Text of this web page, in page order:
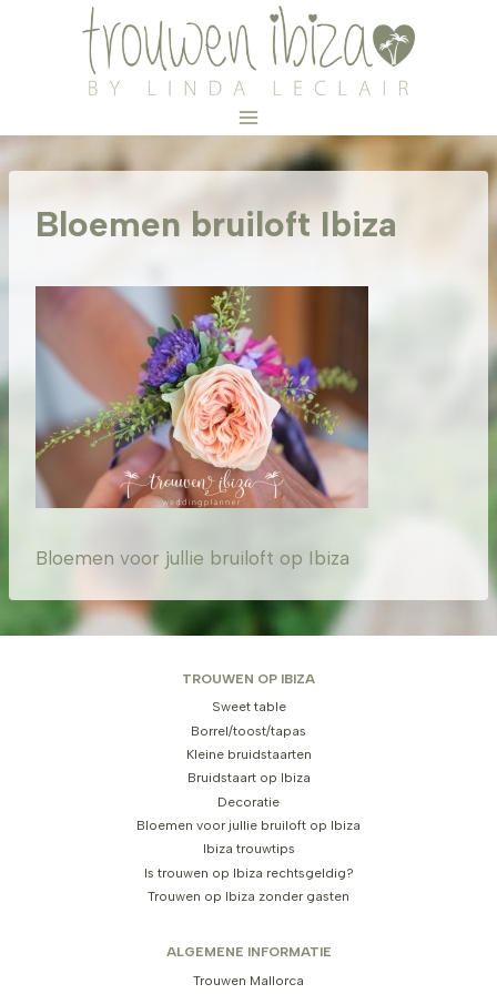
Bloemen bruiloft Ibiza
Bloemen voor jullie bruiloft op Ibiza
TROUWEN OP IBIZA
Sweet table
Borrel/toost/tapas
Kleine bruidstaarten
Bruidstaart op Ibiza
Decoratie
Bloemen voor jullie bruiloft op Ibiza
Ibiza trouwtips
Is trouwen op Ibiza rechtsgeldig?
Trouwen op Ibiza zonder gasten
ALGEMENE INFORMATIE
Trouwen Mallorca